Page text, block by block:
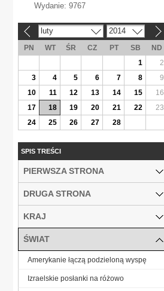
Wydanie: 9767
luty 2014
PN WT ŚR CZ PT SB
ND
1
2
3
4 5 6 7 8
9
10
11 12 13 14 15
16
17
18 19 20 21 22
23
24
25 26 27 28
SPIS TREŚCI
PIERWSZA STRONA
DRUGA STRONA
KRAJ
ŚWIAT
Amerykanie łączą podzieloną wyspę
Izraelskie posłanki na różowo